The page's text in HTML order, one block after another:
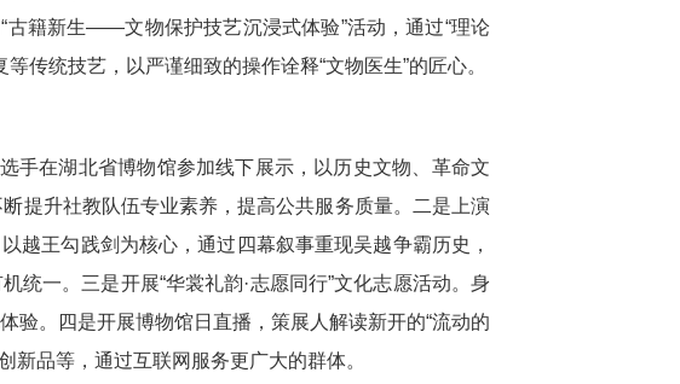
籍新生——文物保护技艺沉浸式体验”活动，通过“理论
传统技艺，以严谨细致的操作诠释“文物医生”的匠心。
手在湖北省博物馆参加线下展示，以历史文物、革命文
提升社教队伍专业素养，提高公共服务质量。二是上演
越王勾践剑为核心，通过四幕叙事重现吴越争霸历史，
一。三是开展“华裳礼韵·志愿同行”文化志愿活动。身
验。四是开展博物馆日直播，策展人解读新开的“流动的
品等，通过互联网服务更广大的群体。